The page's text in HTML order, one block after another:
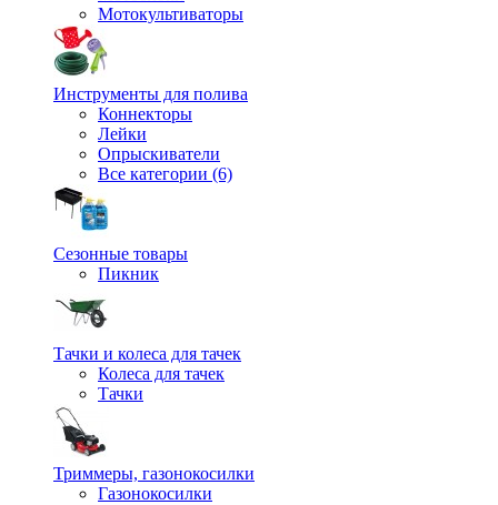
Мотокультиваторы
Инструменты для полива
Коннекторы
Лейки
Опрыскиватели
Все категории (6)
Сезонные товары
Пикник
Тачки и колеса для тачек
Колеса для тачек
Тачки
Триммеры, газонокосилки
Газонокосилки